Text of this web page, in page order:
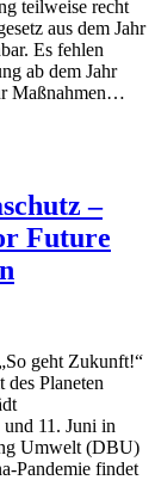
teilweise recht
aus dem Jahr
Es fehlen
ab dem Jahr
Maßnahmen…
–
Future
geht Zukunft!“
Planeten
11. Juni in
Umwelt (DBU)
Pandemie findet